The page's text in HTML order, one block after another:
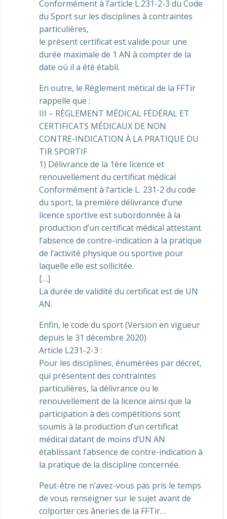
Conformément à l’article L.231-2-3 du Code
du Sport sur les disciplines à contraintes
particulières,
le présent certificat est valide pour une
durée maximale de 1 AN à compter de la
date où il a été établi.
En outre, le Règlement métical de la FFTir
rappelle que :
III – RÈGLEMENT MÉDICAL FÉDÉRAL ET
CERTIFICATS MÉDICAUX DE NON
CONTRE-INDICATION À LA PRATIQUE DU
TIR SPORTIF
1) Délivrance de la 1ère licence et
renouvellement du certificat médical
Conformément à l’article L. 231-2 du code
du sport, la première délivrance d’une
licence sportive est subordonnée à la
production d’un certificat médical attestant
l’absence de contre-indication à la pratique
de l’activité physique ou sportive pour
laquelle elle est sollicitée.
[…]
La durée de validité du certificat est de UN
AN.
Enfin, le code du sport (Version en vigueur
depuis le 31 décembre 2020)
Article L231-2-3 :
Pour les disciplines, énumérées par décret,
qui présentent des contraintes
particulières, la délivrance ou le
renouvellement de la licence ainsi que la
participation à des compétitions sont
soumis à la production d’un certificat
médical datant de moins d’UN AN
établissant l’absence de contre-indication à
la pratique de la discipline concernée.
Peut-être ne n’avez-vous pas pris le temps
de vous renseigner sur le sujet avant de
colporter ces âneries de la FFTir…